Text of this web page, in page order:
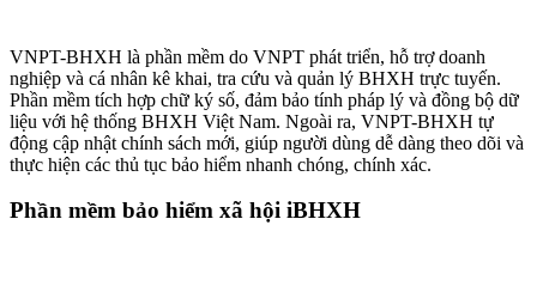
VNPT-BHXH là phần mềm do VNPT phát triển, hỗ trợ doanh
nghiệp và cá nhân kê khai, tra cứu và quản lý BHXH trực tuyến.
Phần mềm tích hợp chữ ký số, đảm bảo tính pháp lý và đồng bộ dữ
liệu với hệ thống BHXH Việt Nam. Ngoài ra, VNPT-BHXH tự
động cập nhật chính sách mới, giúp người dùng dễ dàng theo dõi và
thực hiện các thủ tục bảo hiểm nhanh chóng, chính xác.
Phần mềm bảo hiểm xã hội iBHXH